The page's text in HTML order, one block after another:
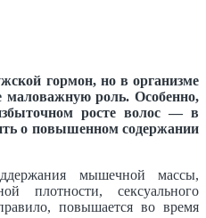
гормон, но в организме
роль. Особенно,
росте волос — в
о повышенном содержании
мышечной массы,
плотности, сексуального
повышается во время